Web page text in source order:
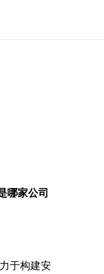
哪家公司
于构建安